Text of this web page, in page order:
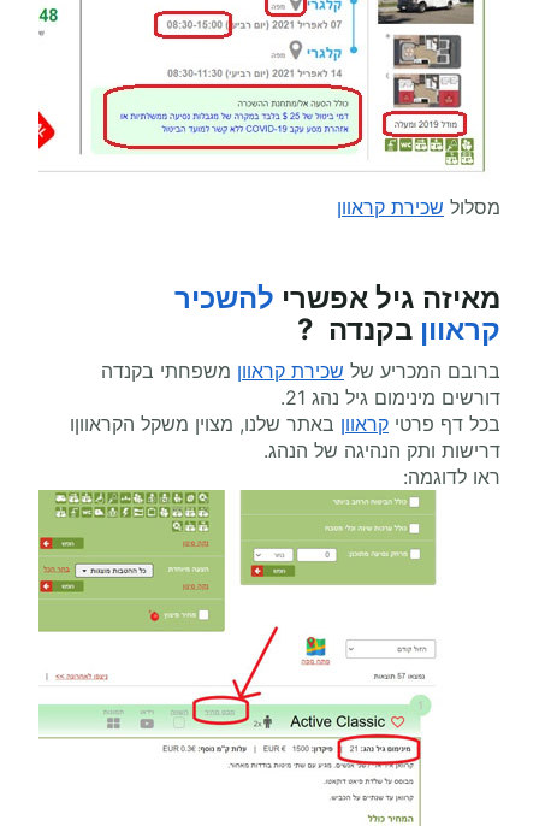
מסלול שכירת קראוון
מאיזה גיל אפשרי להשכיר
קראוון בקנדה ?
ברובם המכריע של שכירת קראוון משפחתי בקנדה
דורשים מינימום גיל נהג 21.
בכל דף פרטי קראוון באתר שלנו, מצוין משקל הקראווןו
דרישות ותק הנהיגה של הנהג.
ראו לדוגמה: